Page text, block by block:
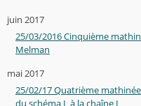
juin 2017
25/03/2016 Cinquième
Melman
mai 2017
25/02/17 Quatrième
du schéma L à la chaîne L